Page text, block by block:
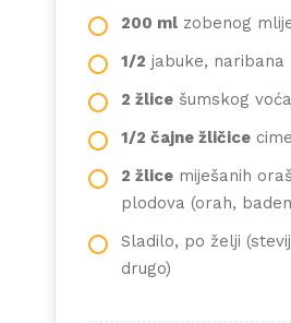
200 ml zobenog
1/2 jabuke, naribana
2 žlice šumskog voća
1/2 čajne žličice
2 žlice miješanih
plodova (orah,
Sladilo, po želji
drugo)